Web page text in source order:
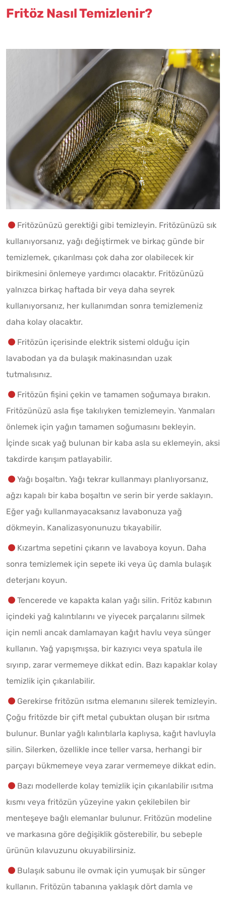
Fritöz Nasıl Temizlenir?
Fritözünüzü gerektiği gibi temizleyin. Fritözünüzü sık
kullanıyorsanız, yağı değiştirmek ve birkaç günde bir
temizlemek, çıkarılması çok daha zor olabilecek kir
birikmesini önlemeye yardımcı olacaktır. Fritözünüzü
yalnızca birkaç haftada bir veya daha seyrek
kullanıyorsanız, her kullanımdan sonra temizlemeniz
daha kolay olacaktır.
Fritözün içerisinde elektrik sistemi olduğu için
lavabodan ya da bulaşık makinasından uzak
tutmalısınız.
Fritözün fişini çekin ve tamamen soğumaya bırakın.
Fritözünüzü asla fişe takılıyken temizlemeyin. Yanmaları
önlemek için yağın tamamen soğumasını bekleyin.
İçinde sıcak yağ bulunan bir kaba asla su eklemeyin, aksi
takdirde karışım patlayabilir.
Yağı boşaltın. Yağı tekrar kullanmayı planlıyorsanız,
ağzı kapalı bir kaba boşaltın ve serin bir yerde saklayın.
Eğer yağı kullanmayacaksanız lavabonuza yağ
dökmeyin. Kanalizasyonunuzu tıkayabilir.
Kızartma sepetini çıkarın ve lavaboya koyun. Daha
sonra temizlemek için sepete iki veya üç damla bulaşık
deterjanı koyun.
Tencerede ve kapakta kalan yağı silin. Fritöz kabının
içindeki yağ kalıntılarını ve yiyecek parçalarını silmek
için nemli ancak damlamayan kağıt havlu veya sünger
kullanın. Yağ yapışmışsa, bir kazıyıcı veya spatula ile
sıyırıp, zarar vermemeye dikkat edin. Bazı kapaklar kolay
temizlik için çıkarılabilir.
Gerekirse fritözün ısıtma elemanını silerek temizleyin.
Çoğu fritözde bir çift metal çubuktan oluşan bir ısıtma
bulunur. Bunlar yağlı kalıntılarla kaplıysa, kağıt havluyla
silin. Silerken, özellikle ince teller varsa, herhangi bir
parçayı bükmemeye veya zarar vermemeye dikkat edin.
Bazı modellerde kolay temizlik için çıkarılabilir ısıtma
kısmı veya fritözün yüzeyine yakın çekilebilen bir
menteşeye bağlı elemanlar bulunur. Fritözün modeline
ve markasına göre değişiklik gösterebilir, bu sebeple
ürünün kılavuzunu okuyabilirsiniz.
Bulaşık sabunu ile ovmak için yumuşak bir sünger
kullanın. Fritözün tabanına yaklaşık dört damla ve